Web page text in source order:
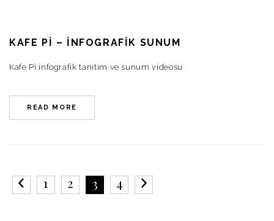
KAFE PI – İNFOGRAFIK SUNUM
Kafe Pi infografik tanıtım ve sunum videosu
READ MORE
1 2 3 4